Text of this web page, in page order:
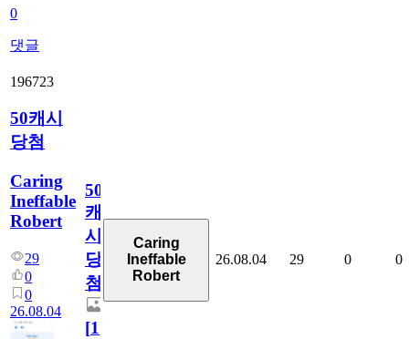
0
댓글
196723
50캐시
당첨
Caring
Ineffable
Robert
29
0
0
26.08.04
50
캐
시
당
첨
[1]
Caring
Ineffable
Robert
26.08.04 29 0 0